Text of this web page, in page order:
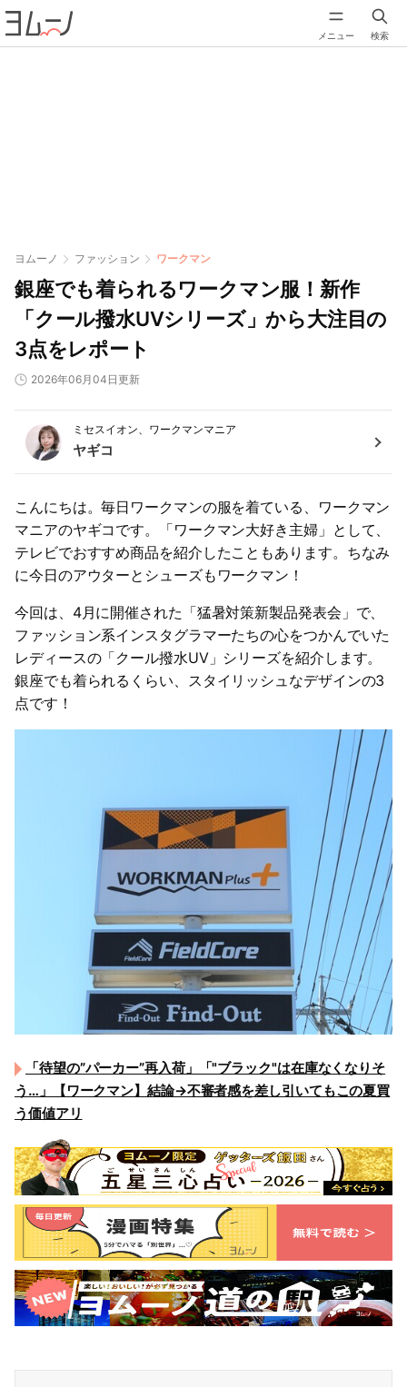
メニュー 検索
ヨムーノ ファッション ワークマン
銀座でも着られるワークマン服！新作
「クール撥水UVシリーズ」から大注目の
3点をレポート
2026年06月04日更新
ミセスイオン、ワークマンマニア
ヤギコ
こんにちは。毎日ワークマンの服を着ている、ワークマン
マニアのヤギコです。「ワークマン大好き主婦」として、
テレビでおすすめ商品を紹介したこともあります。ちなみ
に今日のアウターとシューズもワークマン！
今回は、4月に開催された「猛暑対策新製品発表会」で、
ファッション系インスタグラマーたちの心をつかんでいた
レディースの「クール撥水UV」シリーズを紹介します。
銀座でも着られるくらい、スタイリッシュなデザインの3
点です！
「待望の”パーカー”再入荷」「"ブラック"は在庫なくなりそ
う…」【ワークマン】結論→不審者感を差し引いてもこの夏買
う価値アリ